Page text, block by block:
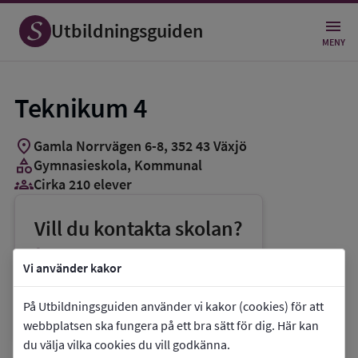
Vi använder kakor
På Utbildningsguiden använder vi kakor (cookies) för att
webbplatsen ska fungera på ett bra sätt för dig. Här kan
du välja vilka cookies du vill godkänna.
Utbildningsguiden MENY
Teknikum 4
location_on Gamla Norrvägen 6-8, 35243Växjö
categoryGymnasieskola, Kommunal
groups_3Cirka 210 elever
Vill du kontakta skolan?
phoneTelefon:0470-41900
mailE-post:teknikum@vaxjo.se
linkWebbplats:Teknikum 4